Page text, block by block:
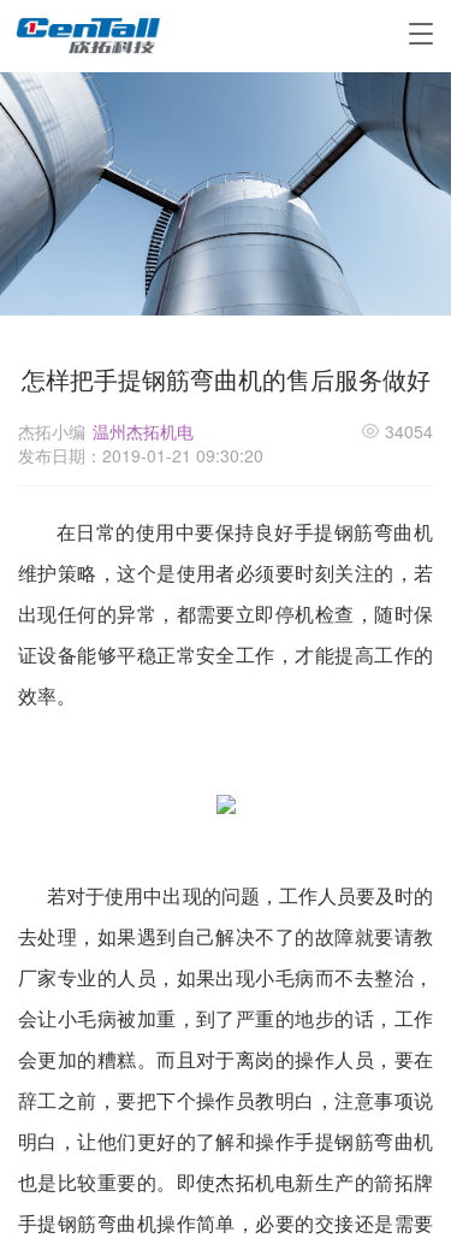
T
e
n
t
o
n
怎样把手提钢筋弯曲机的售后服务做好
杰拓小编 温州杰拓机电
发布日期：2019-01-21 09:30:20
34054
在日常的使用中要保持良好手提钢筋弯曲机
维护策略，这个是使用者必须要时刻关注的，若
出现任何的异常，都需要立即停机检查，随时保
证设备能够平稳正常安全工作，才能提高工作的
效率。
若对于使用中出现的问题，工作人员要及时的
去处理，如果遇到自己解决不了的故障就要请教
厂家专业的人员，如果出现小毛病而不去整治，
会让小毛病被加重，到了严重的地步的话，工作
会更加的糟糕。而且对于离岗的操作人员，要在
辞工之前，要把下个操作员教明白，注意事项说
明白，让他们更好的了解和操作手提钢筋弯曲机
也是比较重要的。即使杰拓机电新生产的箭拓牌
手提钢筋弯曲机操作简单，必要的交接还是需要